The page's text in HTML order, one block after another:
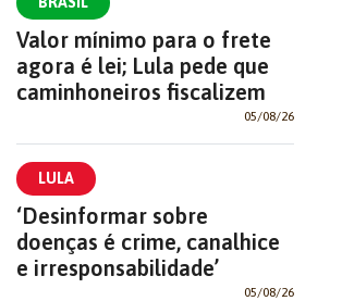
Valor mínimo para o frete
agora é lei; Lula pede que
caminhoneiros fiscalizem
05/08/26
LULA
‘Desinformar sobre
doenças é crime, canalhice
e irresponsabilidade’
05/08/26